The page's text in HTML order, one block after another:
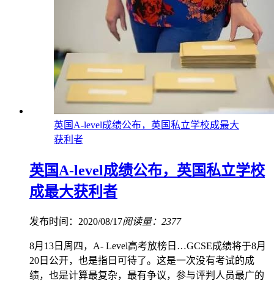
英国A-level成绩公布，英国私立学校成最大
获利者
英国A-level成绩公布，英国私立学校
成最大获利者
发布时间：2020/08/17阅读量：2377
8月13日周四，A- Level高考放榜日…GCSE成绩将于8月
20日公开，也是指日可待了。这是一次没有考试的成
绩，也是计算最复杂，最有争议，参与评判人员最广的